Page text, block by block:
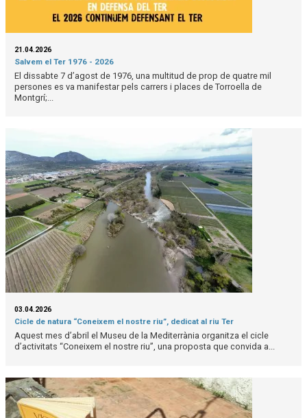
21.04.2026
Salvem el Ter 1976 - 2026
El dissabte 7 d’agost de 1976, una multitud de prop de quatre mil
persones es va manifestar pels carrers i places de Torroella de
Montgrí;...
03.04.2026
Cicle de natura “Coneixem el nostre riu”, dedicat al riu Ter
Aquest mes d’abril el Museu de la Mediterrània organitza el cicle
d’activitats “Coneixem el nostre riu”, una proposta que convida a...